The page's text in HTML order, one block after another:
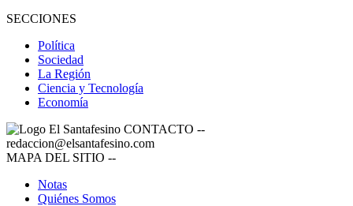
SECCIONES
Política
Sociedad
La Región
Ciencia y Tecnología
Economía
CONTACTO --
redaccion@elsantafesino.com
MAPA DEL SITIO --
Notas
Quiénes Somos